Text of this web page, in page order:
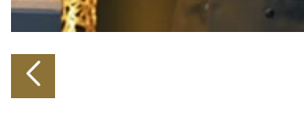
analysieren. Außerdem geben wir
Verwendung unserer Website an
soziale Medien, Werbung und
Partner führen diese Informationen